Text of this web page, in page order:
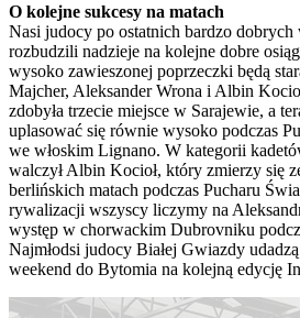
O kolejne sukcesy na matach
Nasi judocy po ostatnich bardzo dobrych
rozbudzili nadzieje na kolejne dobre
wysoko zawieszonej poprzeczki będą
Majcher, Aleksander Wrona i Albin
zdobyła trzecie miejsce w Sarajewie, a
uplasować się równie wysoko podczas
we włoskim Lignano. W kategorii
walczył Albin Kocioł, który zmierzy się
berlińskich matach podczas Pucharu
rywalizacji wszyscy liczymy na
występ w chorwackim Dubrovniku
Najmłodsi judocy Białej Gwiazdy
weekend do Bytomia na kolejną edycję